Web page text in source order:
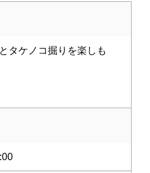
タケノコ掘りを楽しも